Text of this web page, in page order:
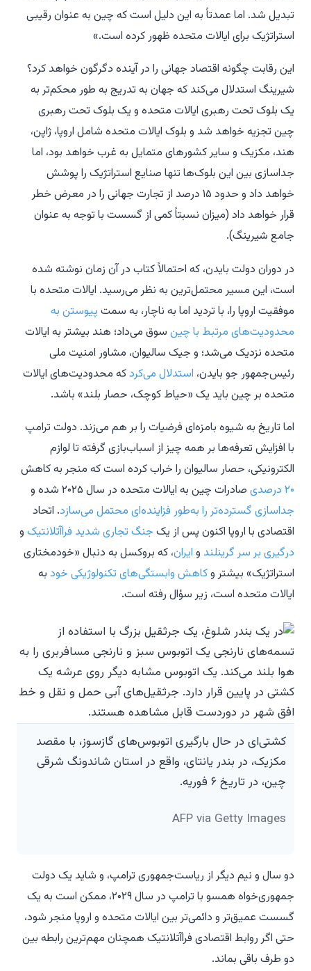
تبدیل شد. اما عمدتاً به این دلیل است که چین به عنوان رقیبی
استراتژیک برای ایالات متحده ظهور کرده است.»
این رقابت چگونه اقتصاد جهانی را در آینده دگرگون خواهد کرد؟
شیرینگ استدلال می‌کند که جهان به تدریج به طور محکم‌تر به
یک بلوک تحت رهبری ایالات متحده و یک بلوک تحت رهبری
چین تجزیه خواهد شد و بلوک ایالات متحده شامل اروپا، ژاپن،
هند، مکزیک و سایر کشورهای متمایل به غرب خواهد بود، اما
جداسازی بین این بلوک‌ها تنها صنایع استراتژیک را پوشش
خواهد داد و حدود ۱۵ درصد از تجارت جهانی را در معرض خطر
قرار خواهد داد (میزان نسبتاً کمی از گسست با توجه به عنوان
جامع شیرینگ).
در دوران دولت بایدن، که احتمالاً کتاب در آن زمان نوشته شده
است، این مسیر محتمل‌ترین به نظر می‌رسید. ایالات متحده با
موفقیت اروپا را، با تردید اما به ناچار، به سمت پیوستن به
محدودیت‌های مرتبط با چین سوق می‌داد؛ هند بیشتر به ایالات
متحده نزدیک می‌شد؛ و جیک سالیوان، مشاور امنیت ملی
رئیس‌جمهور جو بایدن، استدلال می‌کردکه محدودیت‌های ایالات
متحده بر چین باید یک «حیاط کوچک، حصار بلند» باشد.
اما تاریخ به شیوه بامزه‌ای فرضیات را بر هم می‌زند. دولت ترامپ
با افزایش تعرفه‌ها بر همه چیز از اسباب‌بازی گرفته تا لوازم
الکترونیکی، حصار سالیوان را خراب کرده است که منجر به کاهش
۲۰ درصدی
صادرات چین به ایالات متحده در سال ۲۰۲۵ شده و
جداسازی گسترده‌تر را به‌طور فزاینده‌ای محتمل می‌سازد. اتحاد
اقتصادی با اروپا اکنون پس از یک جنگ تجاری شدید فراآتلانتیک و
درگیری بر سر گرینلند و ایران، که بروکسل به دنبال «خودمختاری
استراتژیک» بیشتر وکاهش وابستگی‌های تکنولوژیکی خود به
ایالات متحده است، زیر سؤال رفته است.
کشتی‌ای در حال بارگیری اتوبوس‌های گازسوز، با مقصد
مکزیک، در بندر یانتای، واقع در استان شاندونگ شرقی
چین، در تاریخ ۶ فوریه.
AFP via Getty Images
دو سال و نیم دیگر از ریاست‌جمهوری ترامپ، و شاید یک دولت
جمهوری‌خواه همسو با ترامپ در سال ۲۰۲۹، ممکن است به یک
گسست عمیق‌تر و دائمی‌تر بین ایالات متحده و اروپا منجر شود،
حتی اگر روابط اقتصادی فراآتلانتیک همچنان مهم‌ترین رابطه بین
دو طرف باقی بماند.